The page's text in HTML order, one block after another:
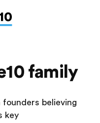
family
believing
key